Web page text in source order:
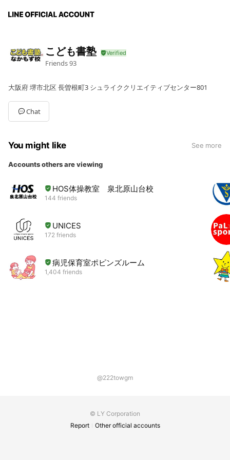
こども書塾
Friends93
大阪府 堺市北区 長曽根町3 シュライククリエイティブセンター801
Chat
You might like See more
Accounts others are viewing
HOS体操教室 泉北原山台校
144 friends
UNICES
172 friends
病児保育室ポピンズルーム
1,404 friends
@222towgm
© LY Corporation
Report
Other official accounts